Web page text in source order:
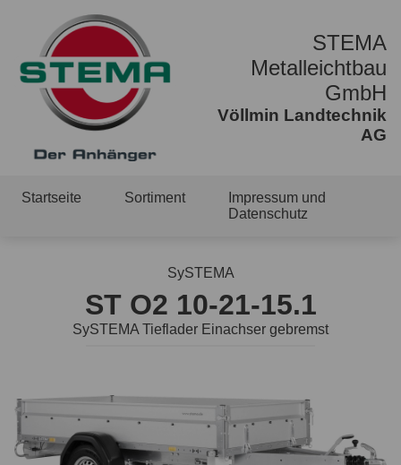
STEMA
Metalleichtbau
GmbH
Völlmin Landtechnik
AG
Startseite Sortiment
Impressum und
Datenschutz
SySTEMA
ST O2 10-21-15.1
SySTEMA Tieflader Einachser gebremst